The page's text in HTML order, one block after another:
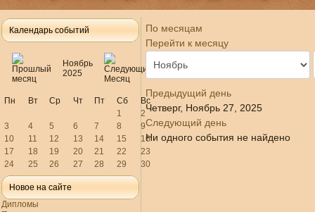
Календарь событий
Ноябрь
2025
Пн Вт Ср Чт Пт Сб
Вс
1
2
3
4 5 6 7 8
9
10
11 12 13 14 15
16
17
18 19 20 21 22
23
24
25 26 27 28 29 30
Новое на сайте
Дипломы
По месяцам
Перейти к месяцу
Предыдущий день
Четверг, Ноябрь 27, 2025
Следующий день
Ни одного события не найдено